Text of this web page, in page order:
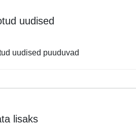
uudised
uudised puuduvad
lisaks